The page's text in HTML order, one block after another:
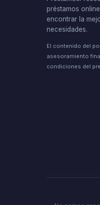
préstamos
encontrar la
necesidades.
El contenido del
asesoramiento
condiciones del